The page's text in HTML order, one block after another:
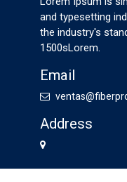
and typesetting
the industry's
1500sLorem.
Email
Address